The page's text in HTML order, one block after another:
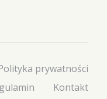
prywatności
Kontakt